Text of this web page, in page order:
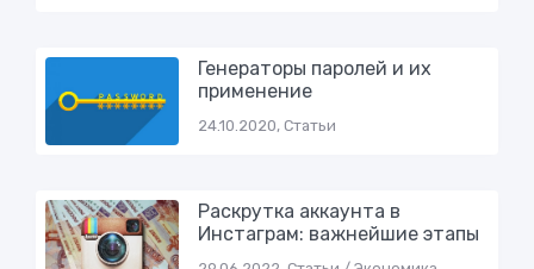
Генераторы паролей и их
применение
24.10.2020, Статьи
Раскрутка аккаунта в
Инстаграм: важнейшие этапы